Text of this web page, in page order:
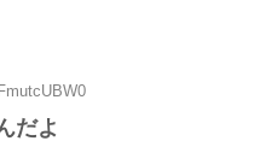
だよ